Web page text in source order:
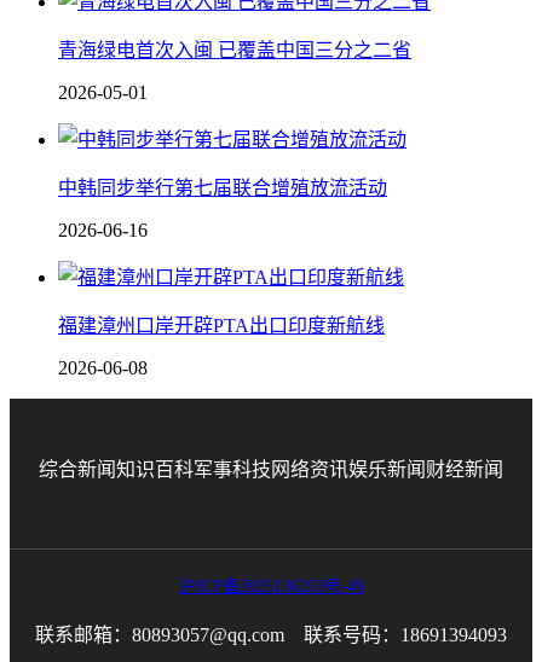
青海绿电首次入闽 已覆盖中国三分之二省
2026-05-01
中韩同步举行第七届联合增殖放流活动
2026-06-16
福建漳州口岸开辟PTA出口印度新航线
2026-06-08
综合新闻知识百科军事科技 网络资讯娱乐新闻 财经新闻
沪ICP备2025136253号-49
联系邮箱：80893057@qq.com 联系号码：18691394093